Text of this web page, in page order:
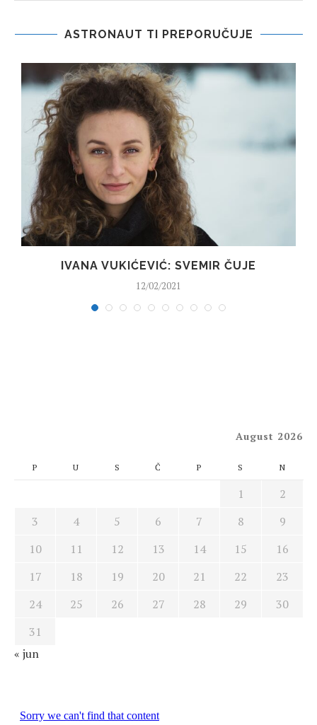
ASTRONAUT TI PREPORUČUJE
IVANA VUKIĆEVIĆ: SVEMIR ČUJE
12/02/2021
August 2026
P U S Č P S N
1
2
3
4 5 6 7 8
9
10
11 12 13 14 15
16
17
18 19 20 21 22
23
24
25 26 27 28 29
30
31
« jun